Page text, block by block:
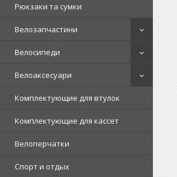
Рюкзаки та сумки
Велозапчастини
Велосипеди
Велоаксесуари
Комплектующие для втулок
Комплектующие для кассет
Велоперчатки
Спорт и отдых